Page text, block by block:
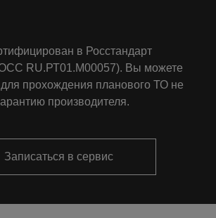
в Росстандарт
RU.РТ01.М00057). Вы можете
прохождения планового ТО не
производителя.
Записаться в сервис